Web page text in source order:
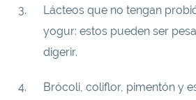
Lácteos que no tengan
yogur: estos pueden ser
digerir.
Brócoli, coliflor, pimentón y